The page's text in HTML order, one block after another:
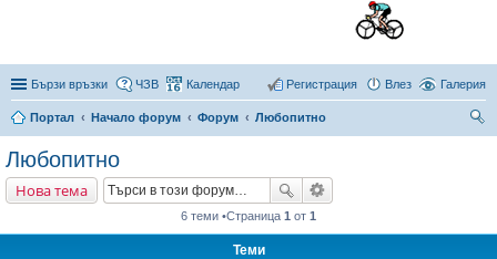
Бързи връзки Галерия
ЧЗВ Календар Влез
Регистрация
Портал Начало форум Форум
Любопитно
Любопитно
Нова тема
6 теми •Страница 1 от 1
Теми